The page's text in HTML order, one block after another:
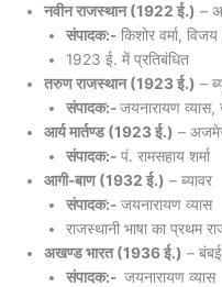
नवीन राजस्थान (1922 ई.) –
संपादक:- किशोर वर्मा,
1923 ई. में प्रतिबंधित
तरुण राजस्थान (1923 ई.) –
संपादक:-जयनारायण व्यास,
आर्य मार्तण्ड (1923 ई.) –
संपादक:- पं. रामसहाय शर्मा
आगी-बाण (1932 ई.) – ब्यावर
संपादक:- जयनारायण व्यास
राजस्थानी भाषा का प्रथम
अखण्ड भारत (1936 ई.) – बंबई
संपादक:- जयनारायण व्यास